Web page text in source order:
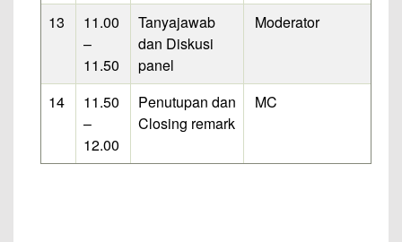
13
11.00
–
11.50
Tanyajawab
dan Diskusi
panel
Moderator
14
11.50
–
12.00
Penutupan dan
Closing remark
MC